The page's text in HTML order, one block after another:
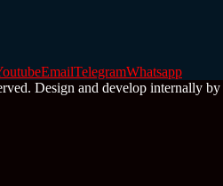
EmailTelegramWhatsapp
Design and develop internally by